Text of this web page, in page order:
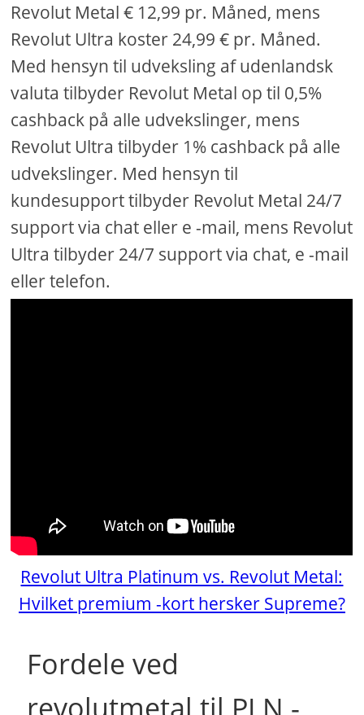
Revolut Metal € 12,99 pr. Måned, mens
Revolut Ultra koster 24,99 € pr. Måned.
Med hensyn til udveksling af udenlandsk
valuta tilbyder Revolut Metal op til 0,5%
cashback på alle udvekslinger, mens
Revolut Ultra tilbyder 1% cashback på alle
udvekslinger. Med hensyn til
kundesupport tilbyder Revolut Metal 24/7
support via chat eller e -mail, mens Revolut
Ultra tilbyder 24/7 support via chat, e -mail
eller telefon.
Revolut Ultra Platinum vs. Revolut Metal:
Hvilket premium -kort hersker Supreme?
Fordele ved